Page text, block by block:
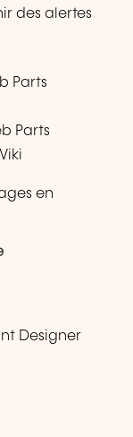
des alertes
Parts
Parts
en
Designer